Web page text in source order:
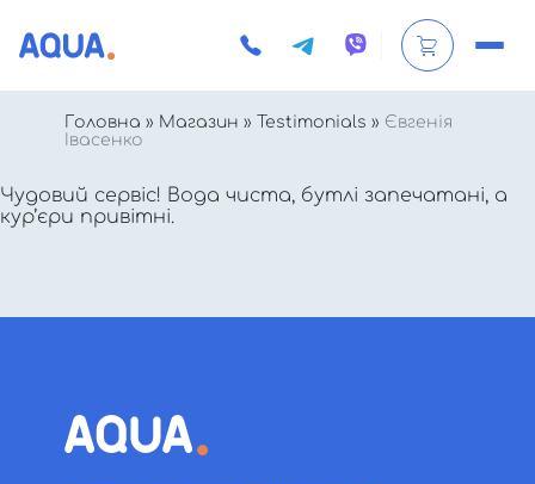
Головна » Магазин » Testimonials » Євгенія
Івасенко
Чудовий сервіс! Вода чиста, бутлі запечатані, а
кур’єри привітні.